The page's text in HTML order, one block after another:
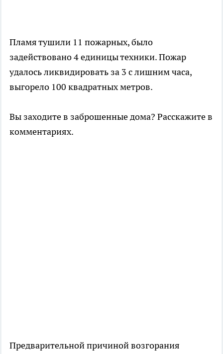
Пламя тушили 11 пожарных, было
задействовано 4 единицы техники. Пожар
удалось ликвидировать за 3 с лишним часа,
выгорело 100 квадратных метров.
Вы заходите в заброшенные дома? Расскажите в
комментариях.
Предварительной причиной возгорания